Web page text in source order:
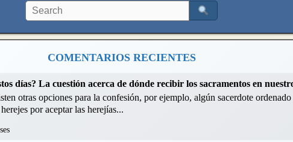
COMENTARIOS RECIENTES
días? La cuestión acerca de dónde recibir los sacramentos en
otras opciones para la confesión, por ejemplo, algún sacerdote
por aceptar las herejías...